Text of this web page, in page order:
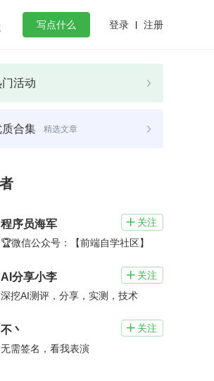
写点什么 登录 注册
活动
质合集 精选文章
程序员海军  关注
🏆微信公众号：【前端自学社区】
AI分享小李  关注
深挖AI测评，分享，实测，技术
不丶  关注
无需签名，看我表演